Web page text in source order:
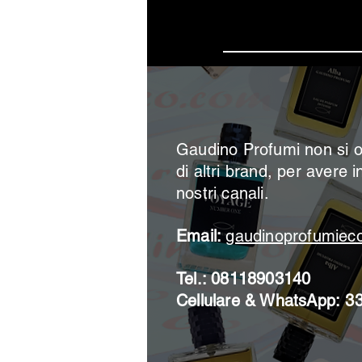
Gaudino Profumi non si
di altri brand, per avere
nostri canali.
Email:
Tel.: 08118903140
Cellulare & WhatsApp: